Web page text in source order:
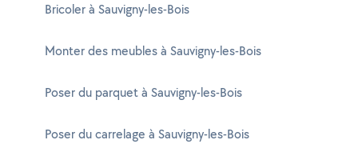
Bricoler à Sauvigny-les-Bois
Monter des meubles à Sauvigny-les-Bois
Poser du parquet à Sauvigny-les-Bois
Poser du carrelage à Sauvigny-les-Bois